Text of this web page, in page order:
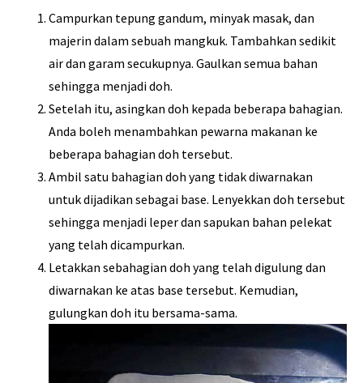
Campurkan tepung gandum, minyak masak, dan
majerin dalam sebuah mangkuk. Tambahkan sedikit
air dan garam secukupnya. Gaulkan semua bahan
sehingga menjadi doh.
Setelah itu, asingkan doh kepada beberapa bahagian.
Anda boleh menambahkan pewarna makanan ke
beberapa bahagian doh tersebut.
Ambil satu bahagian doh yang tidak diwarnakan
untuk dijadikan sebagai base. Lenyekkan doh tersebut
sehingga menjadi leper dan sapukan bahan pelekat
yang telah dicampurkan.
Letakkan sebahagian doh yang telah digulung dan
diwarnakan ke atas base tersebut. Kemudian,
gulungkan doh itu bersama-sama.